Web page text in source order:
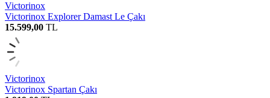
Victorinox
Victorinox Explorer Damast Le Çakı
15.599,00 TL
Victorinox
Victorinox Spartan Çakı